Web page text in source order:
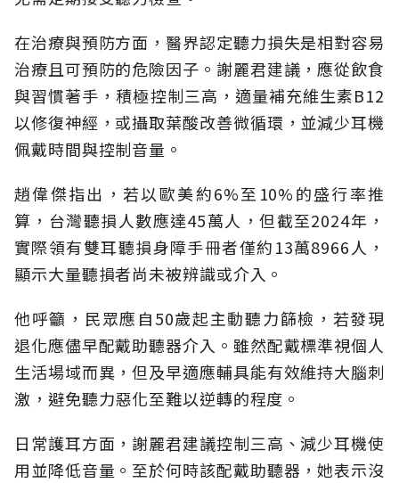
在治療與預防方面，醫界認定聽力損失是相對容易
治療且可預防的危險因子。謝麗君建議，應從飲食
與習慣著手，積極控制三高，適量補充維生素B12
以修復神經，或攝取葉酸改善微循環，並減少耳機
佩戴時間與控制音量。
趙偉傑指出，若以歐美約6%至10%的盛行率推
算，台灣聽損人數應達45萬人，但截至2024年，
實際領有雙耳聽損身障手冊者僅約13萬8966人，
顯示大量聽損者尚未被辨識或介入。
他呼籲，民眾應自50歲起主動聽力篩檢，若發現
退化應儘早配戴助聽器介入。雖然配戴標準視個人
生活場域而異，但及早適應輔具能有效維持大腦刺
激，避免聽力惡化至難以逆轉的程度。
日常護耳方面，謝麗君建議控制三高、減少耳機使
用並降低音量。至於何時該配戴助聽器，她表示沒